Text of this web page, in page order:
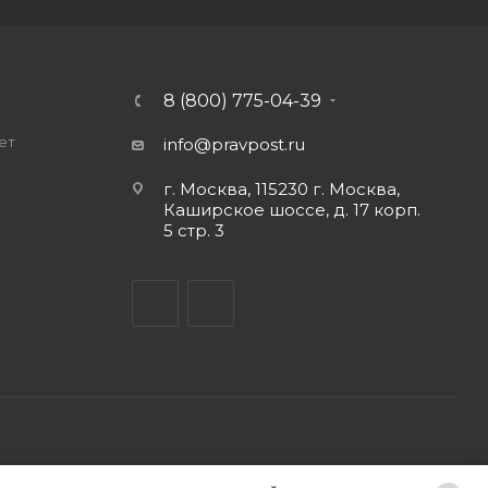
8 (800) 775-04-39
info@pravpost.ru
г. Москва, 115230 г. Москва,
Каширское шоссе, д. 17 корп.
5 стр. 3